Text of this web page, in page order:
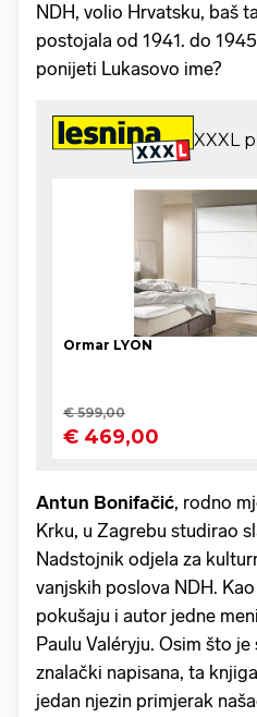
NDH, volio Hrvatsku, baš
postojala od 1941. do
ponijeti Lukasovo ime?
Antun Bonifačić, rodno
Krku, u Zagrebu studirao
Nadstojnik odjela za
vanjskih poslova NDH.
pokušaju i autor jedne
Paulu Valéryju. Osim što
znalački napisana, ta
jedan njezin primjerak